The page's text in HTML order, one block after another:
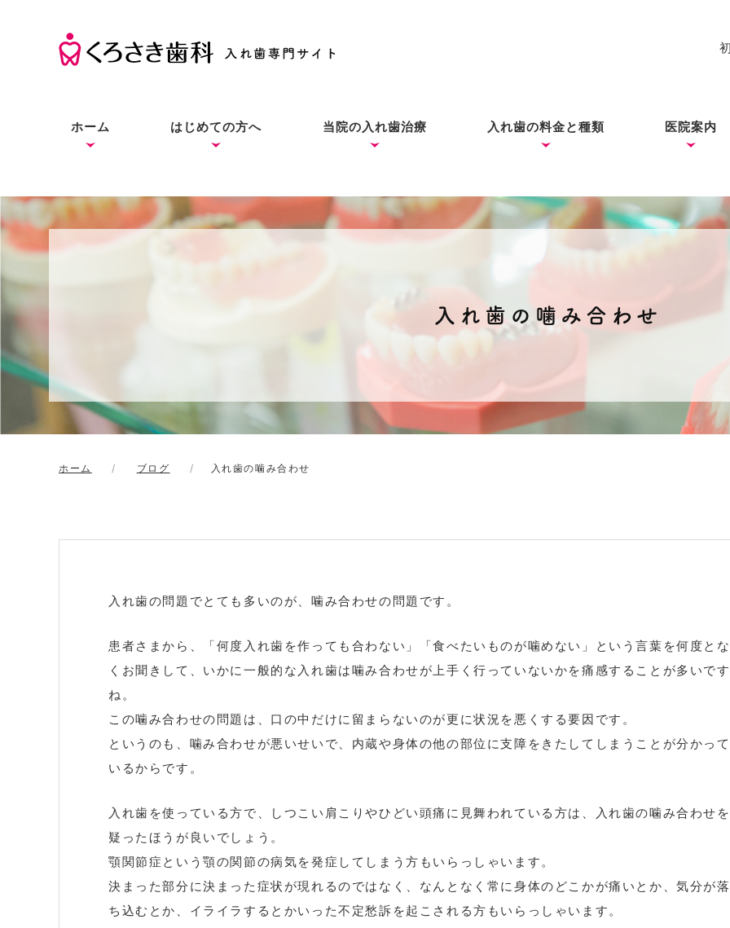
ホーム はじめての方へ 当院の入れ歯治療 入れ歯の料金と種類 医院案内
入れ歯の噛み合わせ
ホーム ブログ 入れ歯の噛み合わせ
入れ歯の問題でとても多いのが、噛み合わせの問題です。
患者さまから、「何度入れ歯を作っても合わない」「食べたいものが噛めない」という言葉を何度とな
くお聞きして、いかに一般的な入れ歯は噛み合わせが上手く行っていないかを痛感することが多いです
ね。
この噛み合わせの問題は、口の中だけに留まらないのが更に状況を悪くする要因です。
というのも、噛み合わせが悪いせいで、内蔵や身体の他の部位に支障をきたしてしまうことが分かって
いるからです。
入れ歯を使っている方で、しつこい肩こりやひどい頭痛に見舞われている方は、入れ歯の噛み合わせを
疑ったほうが良いでしょう。
顎関節症という顎の関節の病気を発症してしまう方もいらっしゃいます。
決まった部分に決まった症状が現れるのではなく、なんとなく常に身体のどこかが痛いとか、気分が落
ち込むとか、イライラするとかいった不定愁訴を起こされる方もいらっしゃいます。